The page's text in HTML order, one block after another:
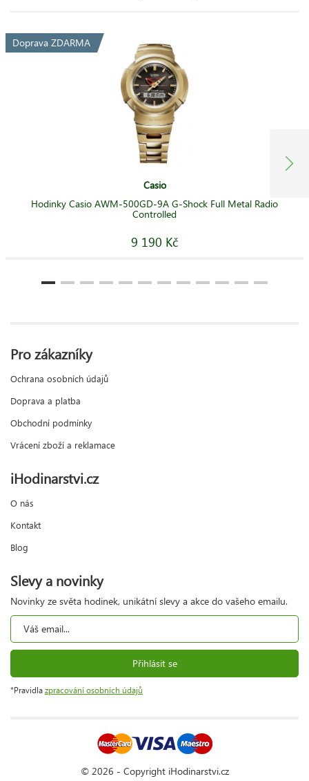
Doprava ZDARMA
Casio
Hodinky Casio AWM-500GD-9A G-Shock Full Metal Radio
Controlled
9 190 Kč
Pro zákazníky
Ochrana osobních údajů
Doprava a platba
Obchodní podmínky
Vrácení zboží a reklamace
iHodinarstvi.cz
O nás
Kontakt
Blog
Slevy a novinky
Novinky ze světa hodinek, unikátní slevy a akce do vašeho emailu.
Přihlásit se
*Pravidla zpracování osobních údajů
© 2026 - Copyright iHodinarstvi.cz